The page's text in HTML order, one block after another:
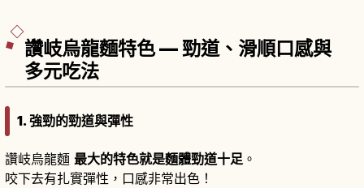
讚岐烏龍麵特色 — 勁道、滑順口感與
多元吃法
1. 強勁的勁道與彈性
讚岐烏龍麵 最大的特色就是麵體勁道十足 。
咬下去有扎實彈性，口感非常出色！